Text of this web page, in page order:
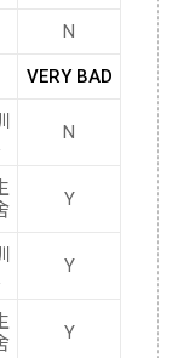
N
VERY BAD
N
Y
Y
Y